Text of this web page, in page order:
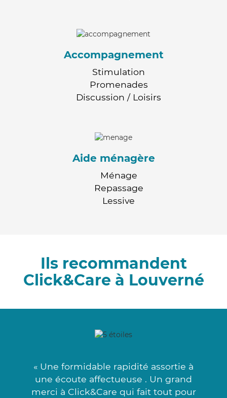
Accompagnement
Stimulation
Promenades
Discussion / Loisirs
Aide ménagère
Ménage
Repassage
Lessive
Ils recommandent
Click&Care à Louverné
« Une formidable rapidité assortie à
une écoute affectueuse . Un grand
merci à Click&Care qui fait tout pour